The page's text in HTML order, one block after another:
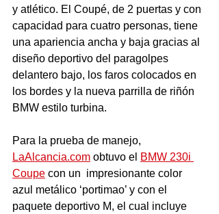
y atlético. El Coupé, de 2 puertas y con
capacidad para cuatro personas, tiene
una apariencia ancha y baja gracias al
diseño deportivo del paragolpes
delantero bajo, los faros colocados en
los bordes y la nueva parrilla de riñón
BMW estilo turbina.
Para la prueba de manejo,
LaAlcancia.com obtuvo el BMW 230i
Coupe con un  impresionante color
azul metálico ‘portimao’ y con el
paquete deportivo M, el cual incluye